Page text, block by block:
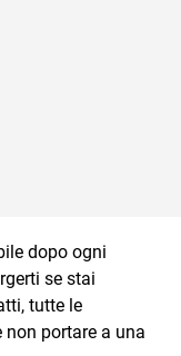
dopo ogni
se stai
tutte le
non portare a una